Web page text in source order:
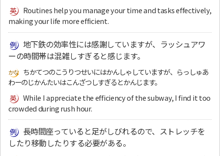
Routines help you manage your time and tasks effectively,
making your life more efficient.
地下鉄の効率性には感謝していますが、ラッシュアワ
ーの時間帯は混雑しすぎると感じます。
ちかてつのこうりつせいにはかんしゃしていますが、らっしゅあ
わーのじかんたいはこんざつしすぎるとかんじます。
While I appreciate the efficiency of the subway, I find it too
crowded during rush hour.
長時間座っていると足がしびれるので、ストレッチを
したり移動したりする必要がある。